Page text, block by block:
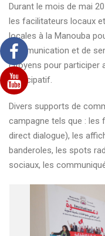
Durant le mois de mai
les facilitateurs locaux
locales à la Manouba
communication et de
citoyens pour participer
Participatif.
Divers supports de
campagne tels que : les
direct dialogue), les
banderoles, les spots
sociaux, les